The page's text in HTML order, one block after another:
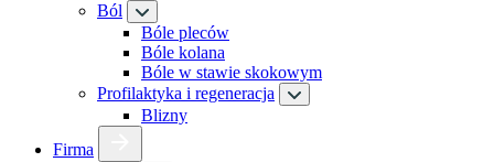
Ból
Bóle pleców
Bóle kolana
Bóle w stawie skokowym
Profilaktyka i regeneracja
Blizny
Firma